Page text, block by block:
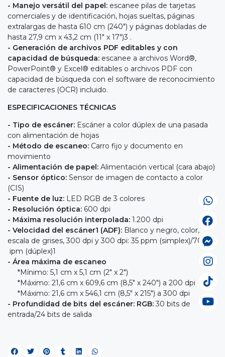
- Manejo versátil del papel: escanee pilas de tarjetas
comerciales y de identificación, hojas sueltas, páginas
extralargas de hasta 610 cm (240") y páginas dobladas de
hasta 27,9 cm x 43,2 cm (11" x 17")3 .
- Generación de archivos PDF editables y con
capacidad de búsqueda: escanee a archivos Word®,
PowerPoint® y Excel® editables o archivos PDF con
capacidad de búsqueda con el software de reconocimiento
de caracteres (OCR) incluido.
ESPECIFICACIONES TÉCNICAS
- Tipo de escáner: Escáner a color dúplex de una pasada
con alimentación de hojas
- Método de escaneo: Carro fijo y documento en
movimiento
- Alimentación de papel: Alimentación vertical (cara abajo)
- Sensor óptico: Sensor de imagen de contacto a color
(CIS)
- Fuente de luz: LED RGB de 3 colores
- Resolución óptica: 600 dpi
- Máxima resolución interpolada: 1.200 dpi
- Velocidad del escáner1 (ADF): Blanco y negro, color,
escala de grises, 300 dpi y 300 dpi: 35 ppm (simplex)/70
ipm (dúplex)1
- Área máxima de escaneo
*Mínimo: 5,1 cm x 5,1 cm (2" x 2")
*Máximo: 21,6 cm x 609,6 cm (8,5" x 240") a 200 dpi
*Máximo: 21,6 cm x 546,1 cm (8,5" x 215") a 300 dpi
- Profundidad de bits del escáner: RGB:30 bits de
entrada/24 bits de salida